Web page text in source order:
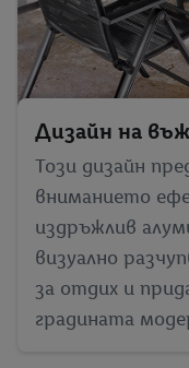
Дизайн на
Този дизайн
вниманието
издръжлив
визуално
за отдих и
градината